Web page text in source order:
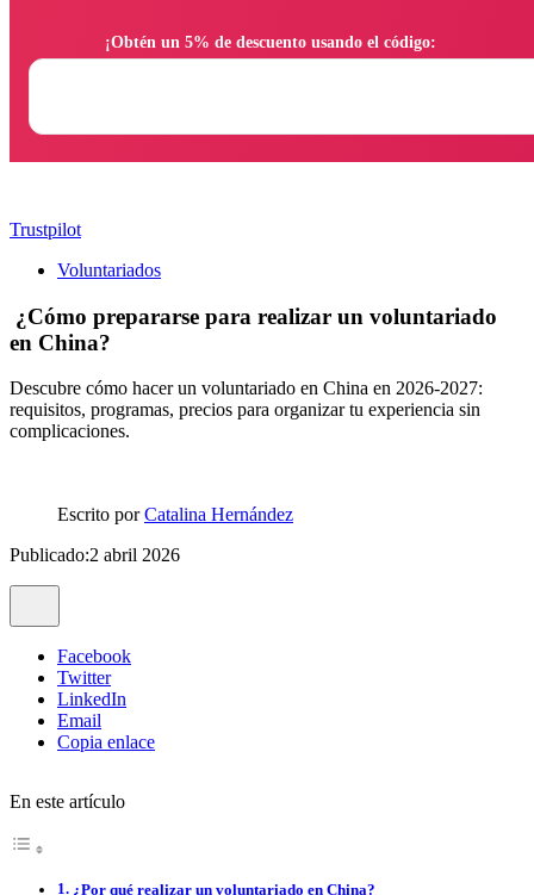
Trustpilot
Voluntariados
¿Cómo prepararse para realizar un voluntariado
en China?
Descubre cómo hacer un voluntariado en China en 2026-2027:
requisitos, programas, precios para organizar tu experiencia sin
complicaciones.
Escrito porCatalina Hernández
Publicado:2 abril 2026
Facebook
Twitter
LinkedIn
Email
Copia enlace
En este artículo
¿Por qué realizar un voluntariado en China?